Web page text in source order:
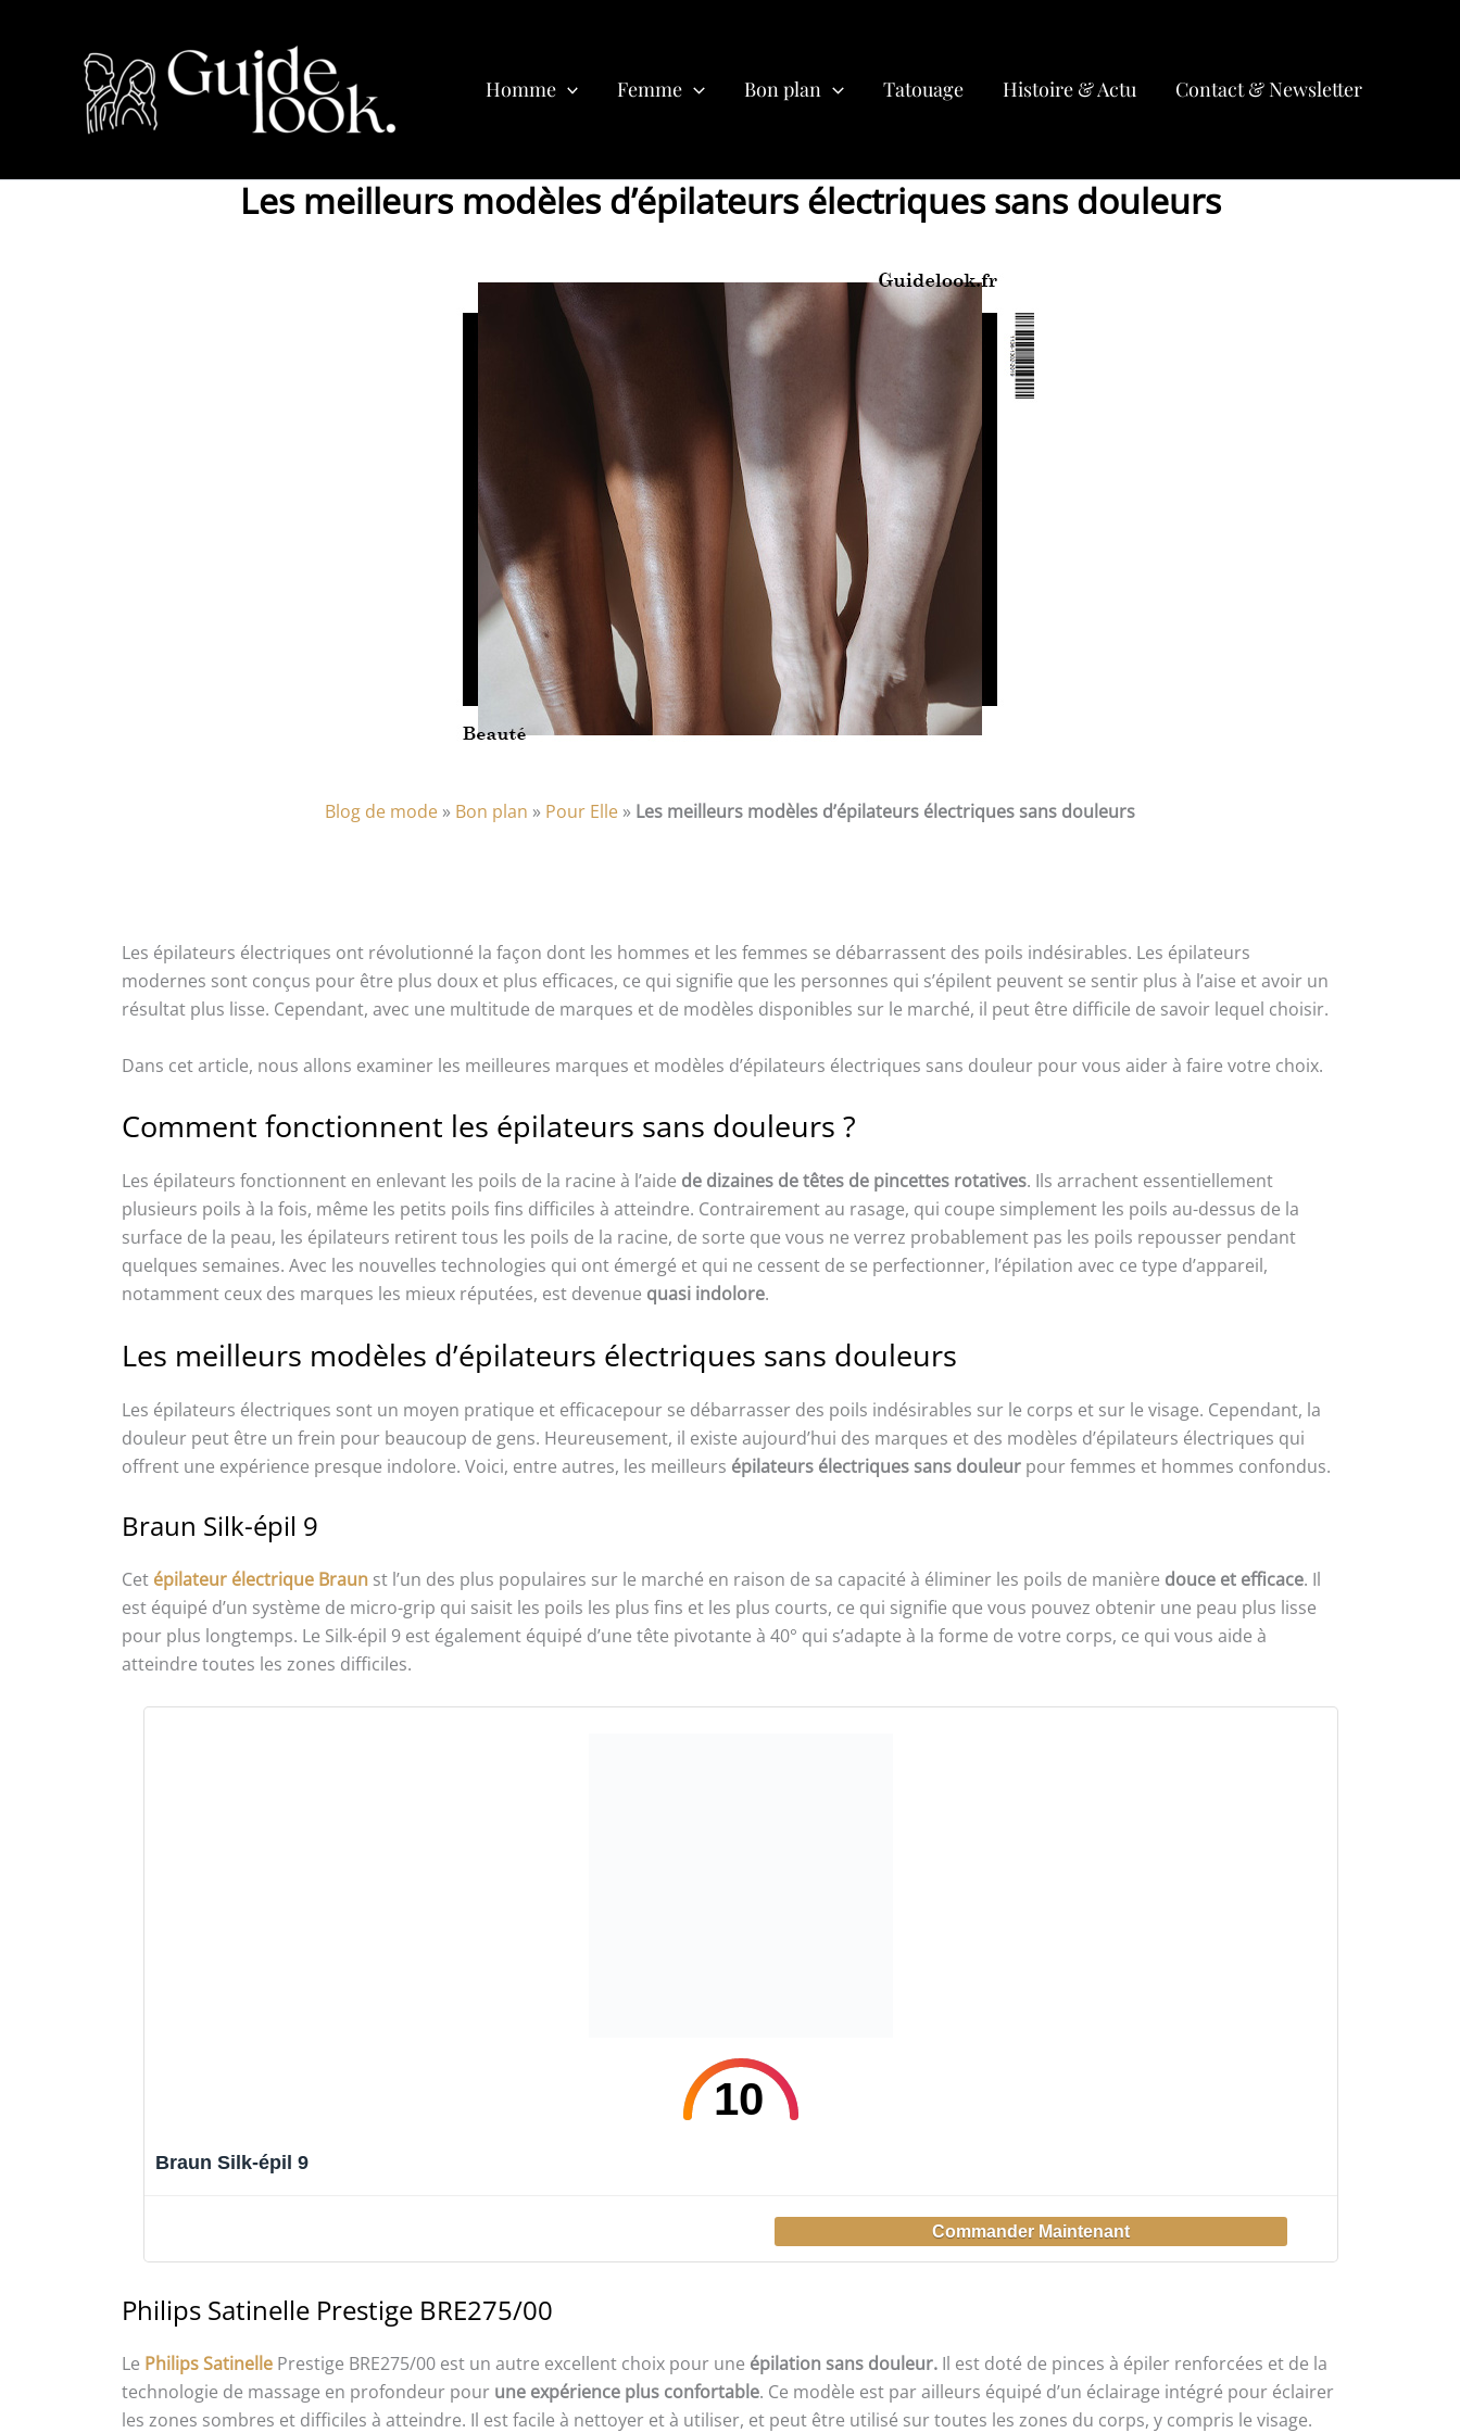
Homme Femme Bon plan Tatouage Histoire & Actu Contact & Newsletter
Les meilleurs modèles d’épilateurs électriques sans douleurs
Blog de mode » Bon plan » Pour Elle » Les meilleurs modèles d’épilateurs électriques sans douleurs
Les épilateurs électriques ont révolutionné la façon dont les hommes et les femmes se débarrassent des poils indésirables. Les épilateurs
modernes sont conçus pour être plus doux et plus efficaces, ce qui signifie que les personnes qui s’épilent peuvent se sentir plus à l’aise et avoir un
résultat plus lisse. Cependant, avec une multitude de marques et de modèles disponibles sur le marché, il peut être difficile de savoir lequel choisir.
Dans cet article, nous allons examiner les meilleures marques et modèles d’épilateurs électriques sans douleur pour vous aider à faire votre choix.
Comment fonctionnent les épilateurs sans douleurs ?
Les épilateurs fonctionnent en enlevant les poils de la racine à l’aide de dizaines de têtes de pincettes rotatives. Ils arrachent essentiellement
plusieurs poils à la fois, même les petits poils fins difficiles à atteindre. Contrairement au rasage, qui coupe simplement les poils au-dessus de la
surface de la peau, les épilateurs retirent tous les poils de la racine, de sorte que vous ne verrez probablement pas les poils repousser pendant
quelques semaines. Avec les nouvelles technologies qui ont émergé et qui ne cessent de se perfectionner, l’épilation avec ce type d’appareil,
notamment ceux des marques les mieux réputées, est devenue quasi indolore.
Les meilleurs modèles d’épilateurs électriques sans douleurs
Les épilateurs électriques sont un moyen pratique et efficacepour se débarrasser des poils indésirables sur le corps et sur le visage. Cependant, la
douleur peut être un frein pour beaucoup de gens. Heureusement, il existe aujourd’hui des marques et des modèles d’épilateurs électriques qui
offrent une expérience presque indolore. Voici, entre autres, les meilleurs épilateurs électriques sans douleur pour femmes et hommes confondus.
Braun Silk-épil 9
Cet épilateur électrique Braun st l’un des plus populaires sur le marché en raison de sa capacité à éliminer les poils de manière douce et efficace. Il
est équipé d’un système de micro-grip qui saisit les poils les plus fins et les plus courts, ce qui signifie que vous pouvez obtenir une peau plus lisse
pour plus longtemps. Le Silk-épil 9 est également équipé d’une tête pivotante à 40° qui s’adapte à la forme de votre corps, ce qui vous aide à
atteindre toutes les zones difficiles.
10
Braun Silk-épil 9
Philips Satinelle Prestige BRE275/00
Le Philips Satinelle Prestige BRE275/00 est un autre excellent choix pour une épilation sans douleur. Il est doté de pinces à épiler renforcées et de la
technologie de massage en profondeur pour une expérience plus confortable. Ce modèle est par ailleurs équipé d’un éclairage intégré pour éclairer
les zones sombres et difficiles à atteindre. Il est facile à nettoyer et à utiliser, et peut être utilisé sur toutes les zones du corps, y compris le visage.